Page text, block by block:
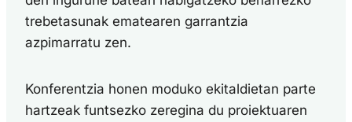
trebetasunak ematearen garrantzia
azpimarratu zen.
Konferentzia honen moduko ekitaldietan parte
hartzeak funtsezko zeregina du proiektuaren